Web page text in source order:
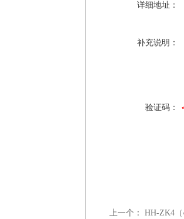
详细地址：
补充说明：
验证码：
上一个： HH-ZK4